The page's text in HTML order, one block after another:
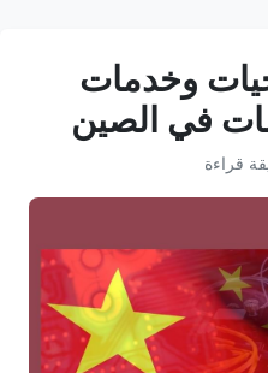
وخدمات
في الصين